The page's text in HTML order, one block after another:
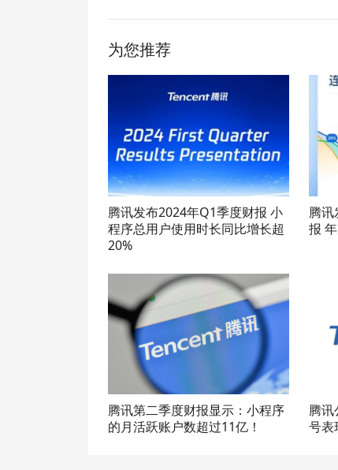
为您推荐
腾讯发布2024年Q1季度财报 小
程序总用户使用时长同比增长超
20%
腾
报
腾讯第二季度财报显示：小程序
的月活跃账户数超过11亿！
腾
号表